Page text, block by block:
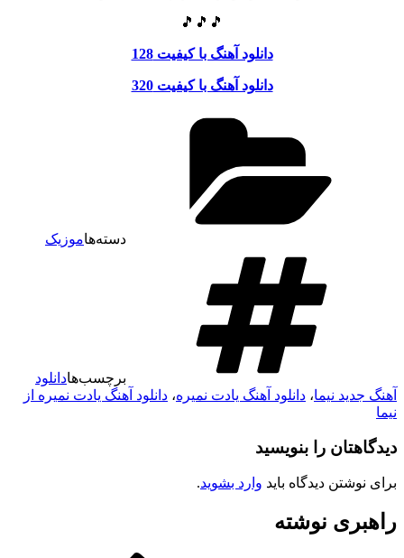
🎵🎵🎵
دانلود آهنگ با کیفیت 128
دانلود آهنگ با کیفیت 320
دسته‌هاموزیک
برچسب‌هادانلود
آهنگ جدید نیما، دانلود آهنگ یادت نمیره، دانلود آهنگ یادت نمیره از
نیما
دیدگاهتان را بنویسید
برای نوشتن دیدگاه باید وارد بشوید.
راهبری نوشته